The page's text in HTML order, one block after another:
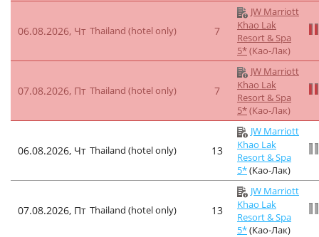
06.08.2026, Чт Thailand (hotel only) 7
JW Marriott
Khao Lak
Resort & Spa
5*(Као-Лак)
07.08.2026, Пт Thailand (hotel only) 7
JW Marriott
Khao Lak
Resort & Spa
5*(Као-Лак)
06.08.2026, Чт Thailand (hotel only) 13
JW Marriott
Khao Lak
Resort & Spa
5*(Као-Лак)
07.08.2026, Пт Thailand (hotel only) 13
JW Marriott
Khao Lak
Resort & Spa
5*(Као-Лак)